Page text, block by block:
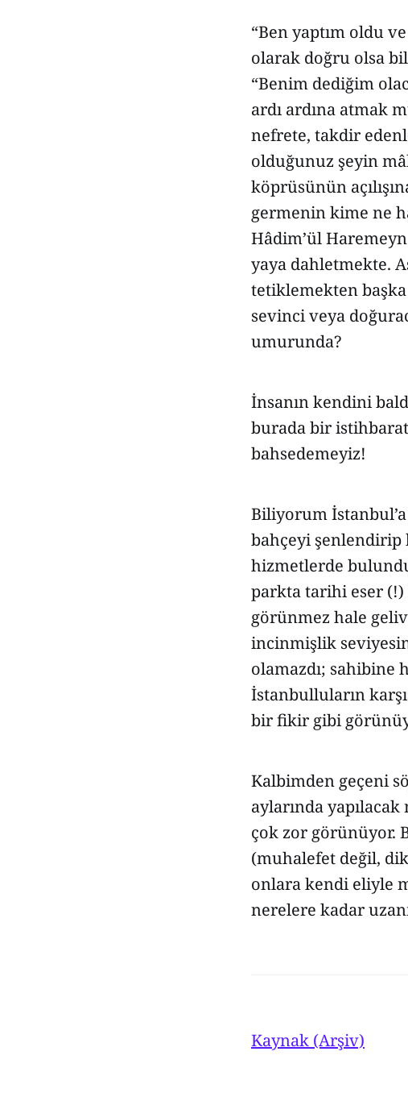
“Ben yaptım oldu
olarak doğru olsa
“Benim dediğim
ardı ardına atmak
nefrete, takdir
olduğunuz şeyin
köprüsünün
germenin kime ne
Hâdim’ül Haremeyn
yaya dahletmekte.
tetiklemekten başka
sevinci veya
umurunda?
İnsanın kendini
burada bir
bahsedemeyiz!
Biliyorum
bahçeyi
hizmetlerde
parkta tarihi eser (!)
görünmez hale
incinmişlik
olamazdı; sahibine
İstanbulluların
bir fikir gibi
Kalbimden geçeni
aylarında
çok zor görünüyor.
(muhalefet değil,
onlara kendi eliyle
nerelere kadar
Kaynak (Arşiv)